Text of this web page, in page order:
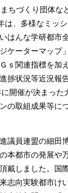
ちづくり団体な
は、多様なミッ
はんな学研都市
ケーターマップ
ｓ関連指標を加
捗状況等近況報
開催が決まった
の取組成果等に
議員連盟の細田
本都市の発展や
戴しました。国
志向実験都市け